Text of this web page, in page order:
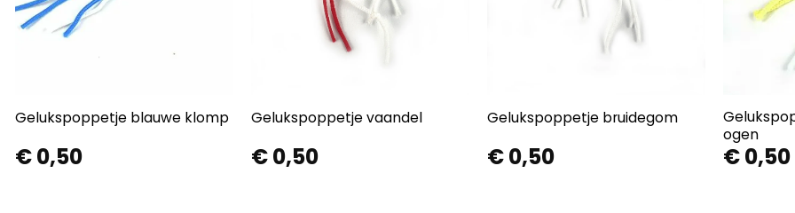
Gelukspoppetje blauwe klomp
€0,50
Gelukspoppetje vaandel
€0,50
Gelukspoppetje bruidegom
€0,50
ogen
€0,50